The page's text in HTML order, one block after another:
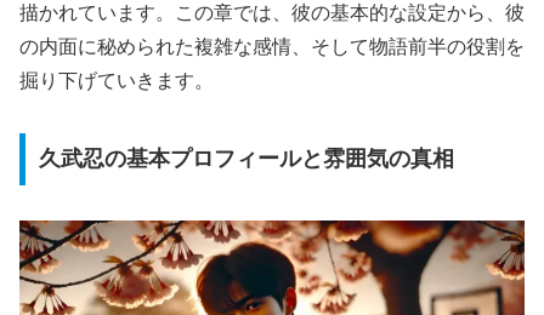
描かれています。この章では、彼の基本的な設定から、彼
の内面に秘められた複雑な感情、そして物語前半の役割を
掘り下げていきます。
久武忍の基本プロフィールと雰囲気の真相